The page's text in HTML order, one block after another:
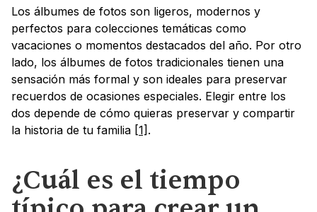
Los álbumes de fotos son ligeros, modernos y
perfectos para colecciones temáticas como
vacaciones o momentos destacados del año. Por otro
lado, los álbumes de fotos tradicionales tienen una
sensación más formal y son ideales para preservar
recuerdos de ocasiones especiales. Elegir entre los
dos depende de cómo quieras preservar y compartir
la historia de tu familia [1] .
¿Cuál es el tiempo